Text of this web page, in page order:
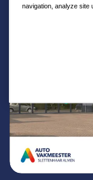
navigation, analyze site